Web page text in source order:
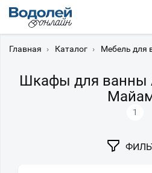
Главная › Каталог › Мебель для
Шкафы для ванны
1